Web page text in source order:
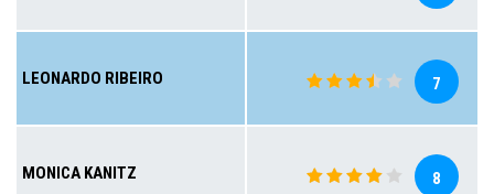
LEONARDO RIBEIRO 7
MONICA KANITZ 8